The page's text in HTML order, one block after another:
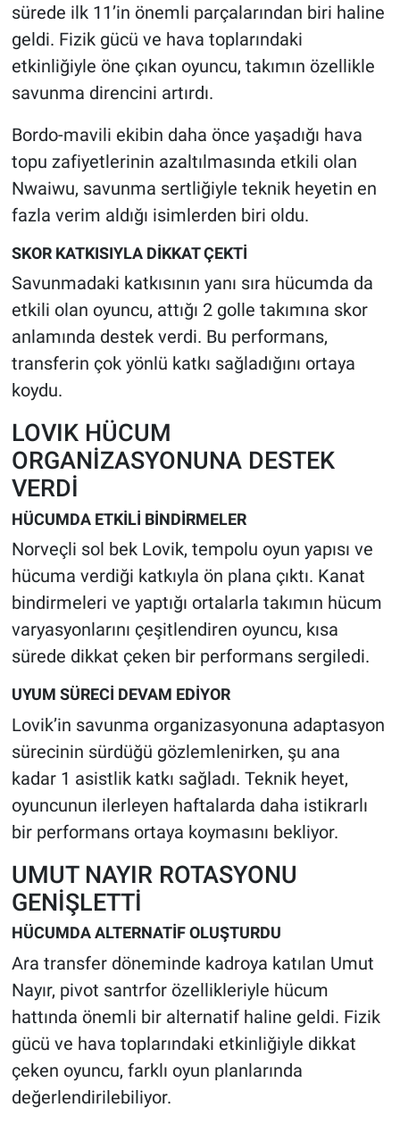
sürede ilk 11’in önemli parçalarından biri haline
geldi. Fizik gücü ve hava toplarındaki
etkinliğiyle öne çıkan oyuncu, takımın özellikle
savunma direncini artırdı.
Bordo-mavili ekibin daha önce yaşadığı hava
topu zafiyetlerinin azaltılmasında etkili olan
Nwaiwu, savunma sertliğiyle teknik heyetin en
fazla verim aldığı isimlerden biri oldu.
SKOR KATKISIYLA DİKKAT ÇEKTİ
Savunmadaki katkısının yanı sıra hücumda da
etkili olan oyuncu, attığı 2 golle takımına skor
anlamında destek verdi. Bu performans,
transferin çok yönlü katkı sağladığını ortaya
koydu.
LOVIK HÜCUM
ORGANİZASYONUNA DESTEK
VERDİ
HÜCUMDA ETKİLİ BİNDİRMELER
Norveçli sol bek Lovik, tempolu oyun yapısı ve
hücuma verdiği katkıyla ön plana çıktı. Kanat
bindirmeleri ve yaptığı ortalarla takımın hücum
varyasyonlarını çeşitlendiren oyuncu, kısa
sürede dikkat çeken bir performans sergiledi.
UYUM SÜRECİ DEVAM EDİYOR
Lovik’in savunma organizasyonuna adaptasyon
sürecinin sürdüğü gözlemlenirken, şu ana
kadar 1 asistlik katkı sağladı. Teknik heyet,
oyuncunun ilerleyen haftalarda daha istikrarlı
bir performans ortaya koymasını bekliyor.
UMUT NAYIR ROTASYONU
GENİŞLETTİ
HÜCUMDA ALTERNATİF OLUŞTURDU
Ara transfer döneminde kadroya katılan Umut
Nayır, pivot santrfor özellikleriyle hücum
hattında önemli bir alternatif haline geldi. Fizik
gücü ve hava toplarındaki etkinliğiyle dikkat
çeken oyuncu, farklı oyun planlarında
değerlendirilebiliyor.